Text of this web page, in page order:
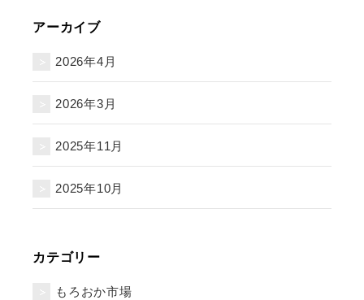
アーカイブ
2026年4月
2026年3月
2025年11月
2025年10月
カテゴリー
もろおか市場